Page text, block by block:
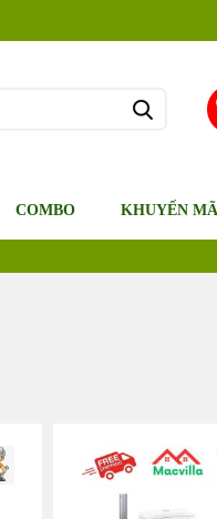
COMBO KHUYẾN